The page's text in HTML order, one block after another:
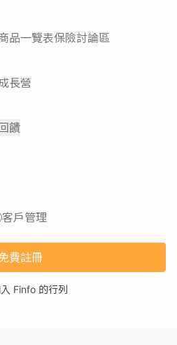
品一覽表保險討論區
長營
饋
客戶管理
費註冊
Finfo 的行列